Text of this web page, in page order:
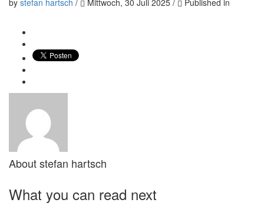
Aboutstefan hartsch
What you can read next